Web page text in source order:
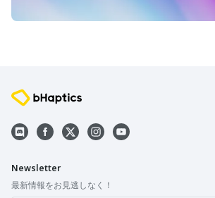
Newsletter
最新情報をお見逃しなく！